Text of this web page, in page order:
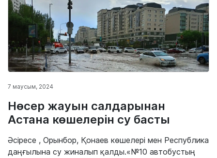
7 маусым, 2024
Нөсер жауын салдарынан
Астана көшелерін су басты
Әсіресе , Орынбор, Қонаев көшелері мен Республика
даңғылына су жиналып қалды.«№10 автобустың